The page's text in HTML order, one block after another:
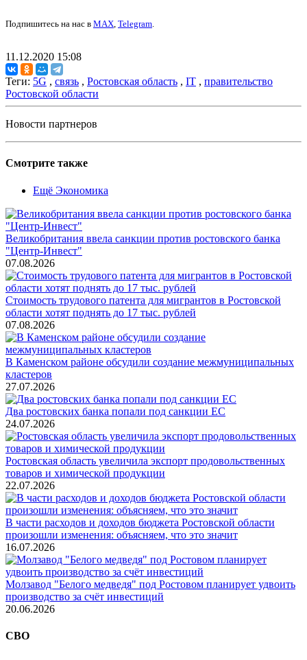
Подпишитесь на нас в MAX, Telegram.
11.12.2020 15:08
Теги: 5G , связь , Ростовская область , IT , правительство
Ростовской области
Новости партнеров
Смотрите также
Ещё Экономика
Великобритания ввела санкции против ростовского банка
"Центр-Инвест"
07.08.2026
Стоимость трудового патента для мигрантов в Ростовской
области хотят поднять до 17 тыс. рублей
07.08.2026
В Каменском районе обсудили создание межмуниципальных
кластеров
27.07.2026
Два ростовских банка попали под санкции ЕС
24.07.2026
Ростовская область увеличила экспорт продовольственных
товаров и химической продукции
22.07.2026
В части расходов и доходов бюджета Ростовской области
произошли изменения: объясняем, что это значит
16.07.2026
Молзавод "Белого медведя" под Ростовом планирует удвоить
производство за счёт инвестиций
20.06.2026
СВО